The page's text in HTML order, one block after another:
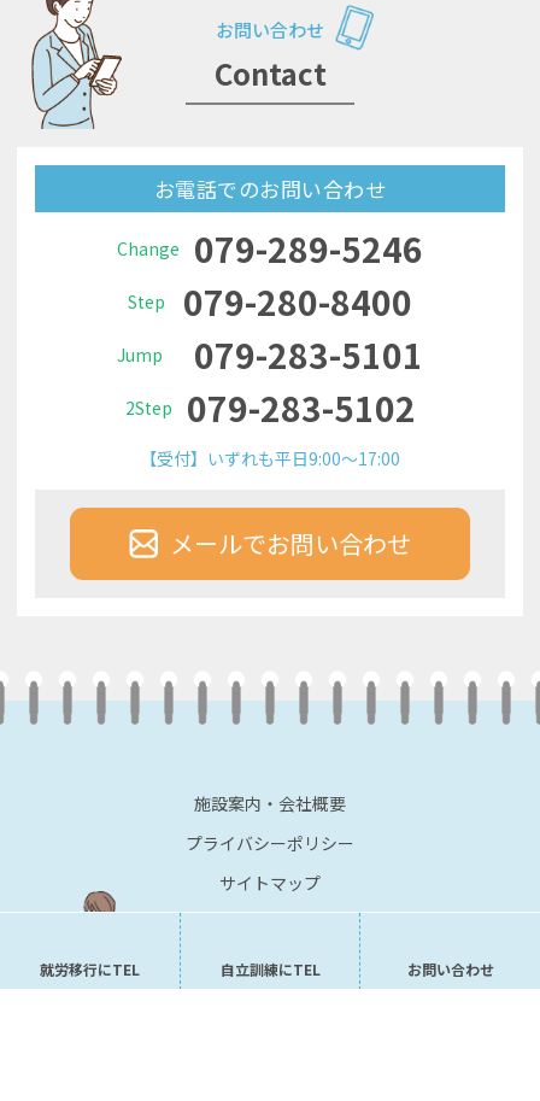
お問い合わせ
Contact
お電話でのお問い合わせ
Change 079-289-5246
Step 079-280-8400
Jump 079-283-5101
2Step 079-283-5102
【受付】いずれも平日9:00～17:00
メールでお問い合わせ
施設案内・会社概要
プライバシーポリシー
サイトマップ
就労移行にTEL 自立訓練にTEL お問い合わせ